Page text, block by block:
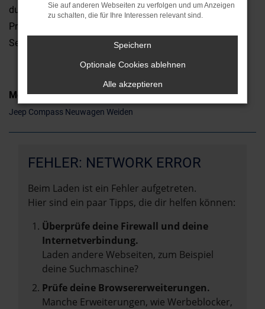
durchstarten. Mit unseren Konfigurator ist das kein
Problem und gerne stehen wir Ihnen mit Rat und Tat zur
Seite.
Modelle
Jeep Compass Neuwagen Weiden
FEHLER: NETWORK ERROR
Beim Laden ist ein Fehler aufgetreten.
Hier sind ein paar Tipps, die dir helfen können:
Überprüfe deine Firewall und deine
Internetverbindung.
Laden andere Webseiten, zum Beispiel
deine Suchmaschine?
Prüfe deine Browsererweiterungen.
Manche Erweiterungen, wie Werbeblocker,
Sie auf anderen Webseiten zu verfolgen und um Anzeigen
zu schalten, die für Ihre Interessen relevant sind.
Speichern
Optionale Cookies ablehnen
Alle akzeptieren